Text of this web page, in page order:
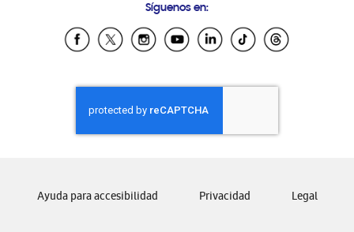
Samsung Ecuador
Samsung El Salvador
Samsung Honduras
Samsung Nicaragua
Samsung Panamá
Samsung Venezuela
Síguenos en:
Ayuda para accesibilidad Privacidad Legal